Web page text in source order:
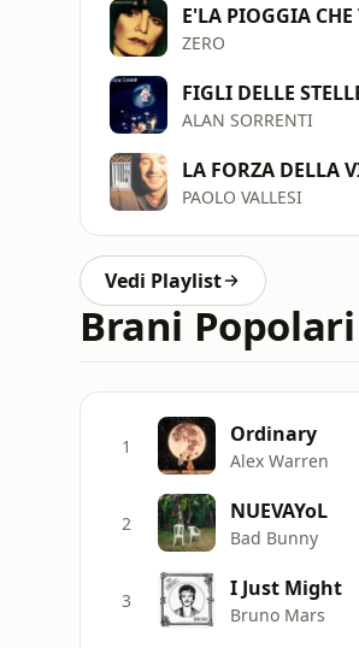
E'LA PIOGGIA CHE
ZERO
FIGLI DELLE
ALAN SORRENTI
LA FORZA DELLA
PAOLO VALLESI
Vedi Playlist
Brani Popolari
1 Ordinary
Alex Warren
2 NUEVAYoL
Bad Bunny
3 I Just Might
Bruno Mars